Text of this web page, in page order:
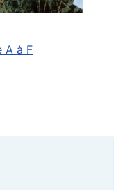
A à F